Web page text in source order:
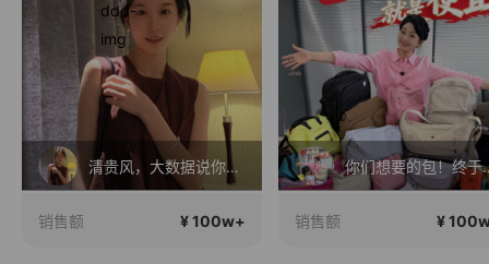
清贵风，大数据说你很有审美
销售额 ¥ 100w+
你们想要
销售额 ¥